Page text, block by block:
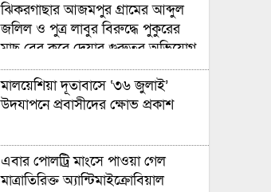
ঝিকরগাছার আজমপুর গ্রামের আব্দুল
জলিল ও পুত্র লাবুর বিরুদ্ধে পুকুরের
মাছ বের করে দেয়ার গুরুতর অভিযোগ
উঠেছে
মালয়েশিয়া দূতাবাসে ‘৩৬ জুলাই’
উদযাপনে প্রবাসীদের ক্ষোভ প্রকাশ
এবার পোলট্রি মাংসে পাওয়া গেল
মাত্রাতিরিক্ত অ্যান্টিমাইক্রোবিয়াল